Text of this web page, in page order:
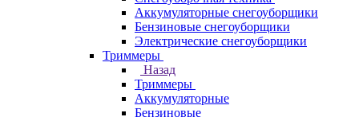
Аккумуляторные снегоуборщики
Бензиновые снегоуборщики
Электрические снегоуборщики
Триммеры
Назад
Триммеры
Аккумуляторные
Бензиновые